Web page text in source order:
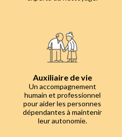
Auxiliaire de vie
Un accompagnement
humain et professionnel
pour aider les personnes
dépendantes à maintenir
leur autonomie.